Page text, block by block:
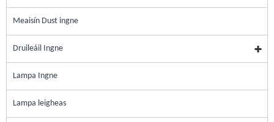
Meaisín Dust ingne
Druileáil Ingne
Lampa Ingne
Lampa leigheas